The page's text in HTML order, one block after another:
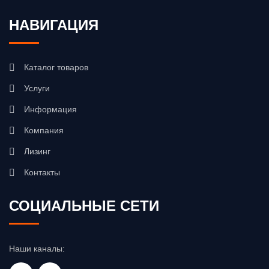
НАВИГАЦИЯ
Каталог товаров
Услуги
Информация
Компания
Лизинг
Контакты
СОЦИАЛЬНЫЕ СЕТИ
Наши каналы: